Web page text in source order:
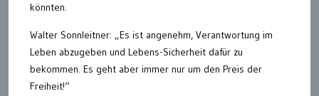
könnten.
Walter Sonnleitner: „Es ist angenehm, Verantwortung im
Leben abzugeben und Lebens-Sicherheit dafür zu
bekommen. Es geht aber immer nur um den Preis der
Freiheit!“